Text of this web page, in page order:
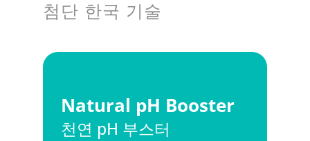
첨단 한국 기술
Natural pH Booster
천연 pH 부스터